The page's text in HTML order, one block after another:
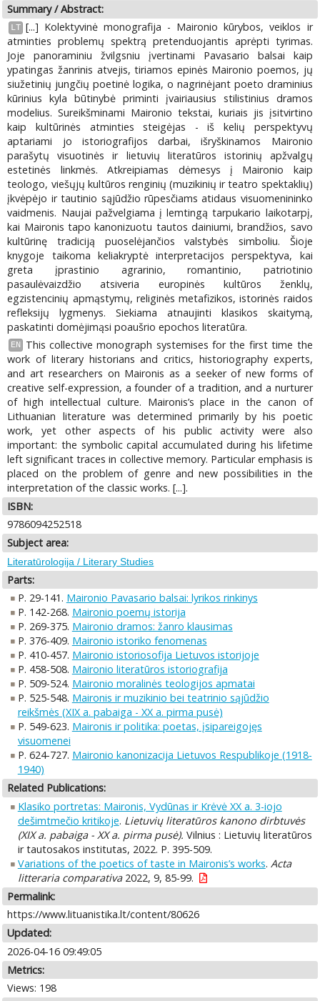
Summary / Abstract:
LT [...] Kolektyvinė monografija - Maironio kūrybos, veiklos ir
atminties problemų spektrą pretenduojantis aprėpti tyrimas.
Joje panoraminiu žvilgsniu įvertinami Pavasario balsai kaip
ypatingas žanrinis atvejis, tiriamos epinės Maironio poemos, jų
siužetinių jungčių poetinė logika, o nagrinėjant poeto draminius
kūrinius kyla būtinybė priminti įvairiausius stilistinius dramos
modelius. Sureikšminami Maironio tekstai, kuriais jis įsitvirtino
kaip kultūrinės atminties steigėjas - iš kelių perspektyvų
aptariami jo istoriografijos darbai, išryškinamos Maironio
parašytų visuotinės ir lietuvių literatūros istorinių apžvalgų
estetinės linkmės. Atkreipiamas dėmesys į Maironio kaip
teologo, viešųjų kultūros renginių (muzikinių ir teatro spektaklių)
įkvėpėjo ir tautinio sąjūdžio rūpesčiams atidaus visuomenininko
vaidmenis. Naujai pažvelgiama į lemtingą tarpukario laikotarpį,
kai Maironis tapo kanonizuotu tautos dainiumi, brandžios, savo
kultūrinę tradiciją puoselėjančios valstybės simboliu. Šioje
knygoje taikoma keliakryptė interpretacijos perspektyva, kai
greta įprastinio agrarinio, romantinio, patriotinio
pasaulėvaizdžio atsiveria europinės kultūros ženklų,
egzistencinių apmąstymų, religinės metafizikos, istorinės raidos
refleksijų lygmenys. Siekiama atnaujinti klasikos skaitymą,
paskatinti domėjimąsi poaušrio epochos literatūra.
EN
This collective monograph systemises for the first time the
work of literary historians and critics, historiography experts,
and art researchers on Maironis as a seeker of new forms of
creative self-expression, a founder of a tradition, and a nurturer
of high intellectual culture. Maironis’s place in the canon of
Lithuanian literature was determined primarily by his poetic
work, yet other aspects of his public activity were also
important: the symbolic capital accumulated during his lifetime
left significant traces in collective memory. Particular emphasis is
placed on the problem of genre and new possibilities in the
interpretation of the classic works. [...].
ISBN:
9786094252518
Subject area:
Literatūrologija / Literary Studies
Parts:
P. 29-141. Maironio Pavasario balsai: lyrikos rinkinys
P. 142-268. Maironio poemų istorija
P. 269-375. Maironio dramos: žanro klausimas
P. 376-409. Maironio istoriko fenomenas
P. 410-457. Maironio istoriosofija Lietuvos istorijoje
P. 458-508. Maironio literatūros istoriografija
P. 509-524. Maironio moralinės teologijos apmatai
P. 525-548. Maironis ir muzikinio bei teatrinio sąjūdžio
reikšmės (XIX a. pabaiga - XX a. pirma pusė)
P. 549-623. Maironis ir politika: poetas, įsipareigojęs
visuomenei
P. 624-727. Maironio kanonizacija Lietuvos Respublikoje (1918-
1940)
Related Publications:
Klasiko portretas: Maironis, Vydūnas ir Krėvė XX a. 3-iojo
dešimtmečio kritikoje. Lietuvių literatūros kanono dirbtuvės
(XIX a. pabaiga - XX a. pirma pusė). Vilnius : Lietuvių literatūros
ir tautosakos institutas, 2022. P. 395-509.
Variations of the poetics of taste in Maironis’s works. Acta
litteraria comparativa2022, 9, 85-99.
Permalink:
https://www.lituanistika.lt/content/80626
Updated:
2026-04-16 09:49:05
Metrics:
Views: 198